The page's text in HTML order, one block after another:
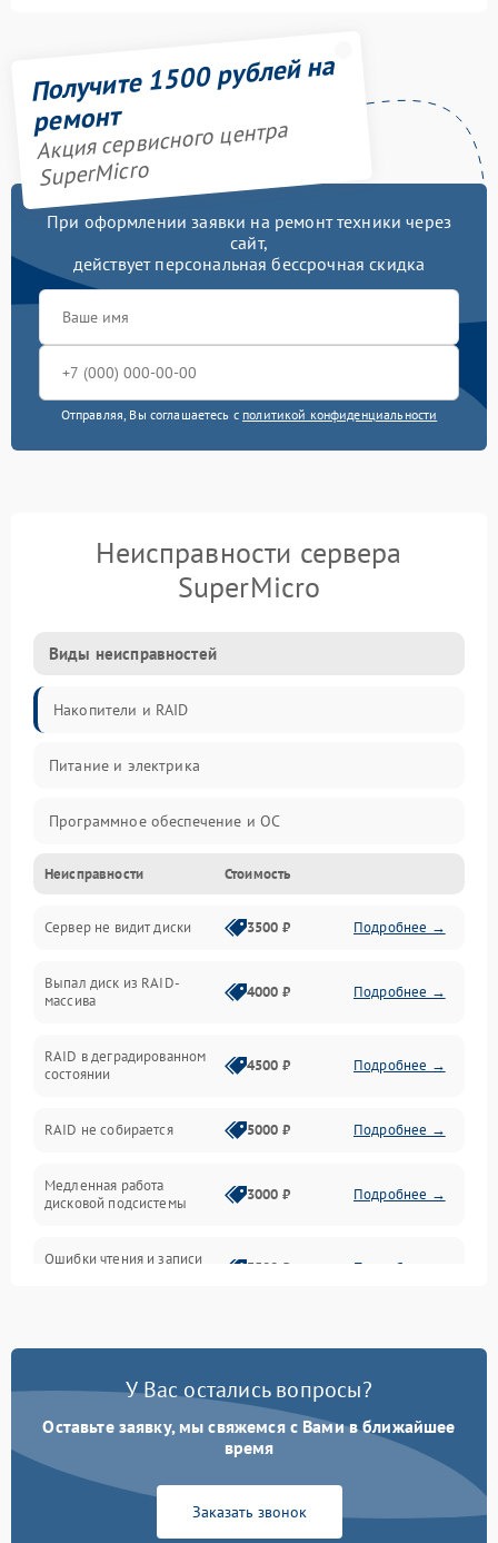
Получите 1500 рублей на
ремонт
Акция сервисного центра
SuperMicro
При оформлении заявки на ремонт техники через
сайт,
действует персональная бессрочная скидка
Отправляя, Вы соглашаетесь с политикой конфиденциальности
Неисправности сервера
SuperMicro
Виды неисправностей
Накопители и RAID
Питание и электрика
Программное обеспечение и ОС
Охлаждение и температура
Материнская плата и процессор
Сеть и коммуникации
Контроллеры и интерфейсы
Виртуализация и сервисы
Общие поломки
Система охлаждения
Неисправности Стоимость
Сервер не видит диски 3500 ₽ Подробнее →
Выпал диск из RAID-
массива
4000 ₽ Подробнее →
RAID в деградированном
состоянии
4500 ₽ Подробнее →
RAID не собирается 5000 ₽ Подробнее →
Медленная работа
дисковой подсистемы
3000 ₽ Подробнее →
Ошибки чтения и записи
3500 ₽ Подробнее →
У Вас остались вопросы?
Оставьте заявку, мы свяжемся с Вами в ближайшее
время
Заказать звонок